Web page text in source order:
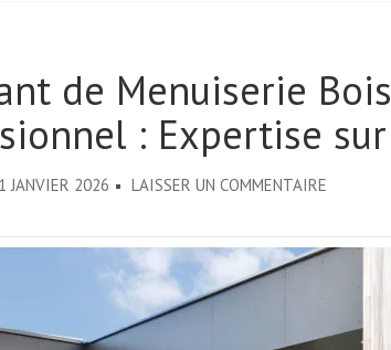
de Menuiserie
: Expertise
JANVIER 2026 LAISSER UN COMMENTAIRE
DE
POUR